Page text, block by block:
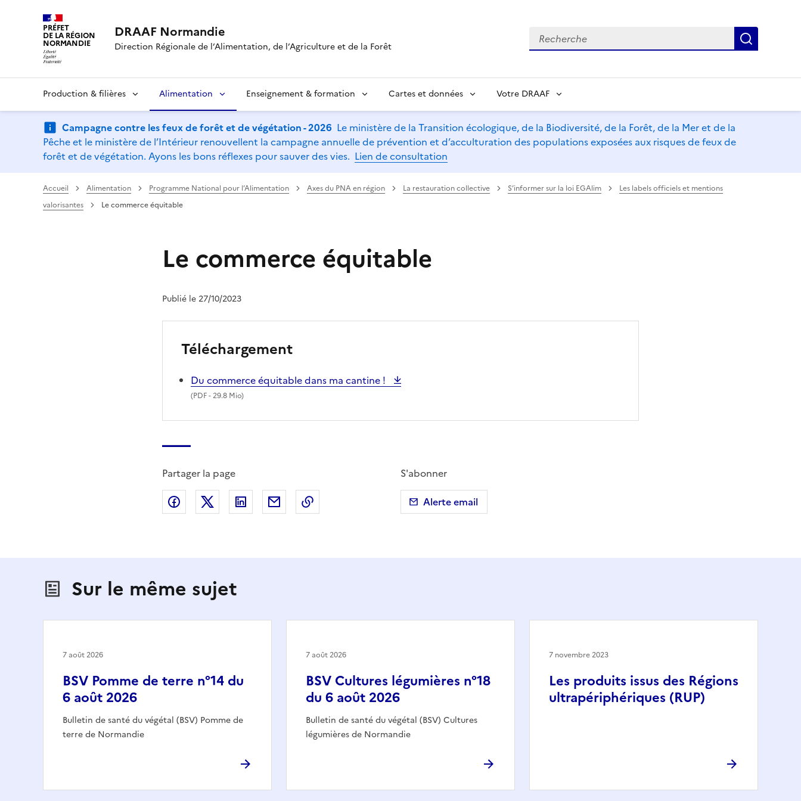
PRÉFET
DE LA RÉGION
NORMANDIE
DRAAF Normandie
Direction Régionale de l’Alimentation, de l’Agriculture et de la Forêt
Recherche
Production & filières Alimentation Enseignement & formation Cartes et données Votre DRAAF
Campagne contre les feux de forêt et de végétation - 2026 Le ministère de la Transition écologique, de la Biodiversité, de la Forêt, de la Mer et de la
Pêche et le ministère de l’Intérieur renouvellent la campagne annuelle de prévention et d’acculturation des populations exposées aux risques de feux de
forêt et de végétation. Ayons les bons réflexes pour sauver des vies. Lien de consultation
Accueil Alimentation Programme National pour l’Alimentation Axes du PNA en région La restauration collective S’informer sur la loi EGAlim
Les labels officiels et mentions
valorisantes
Le commerce équitable
Le commerce équitable
Publié le 27/10/2023
Téléchargement
Du commerce équitable dans ma cantine !
(PDF- 29.8 Mio)
Partager la page
Partager sur Facebook
Partager sur X (anciennement Twitter)
Partager sur LinkedIn
Partager par emailCopier dans le presse-papier
S'abonner
Alerte email
Sur le même sujet
BSV Pomme de terre n°14 du
6 août 2026
Bulletin de santé du végétal (BSV) Pomme de
terre de Normandie
7 août 2026
BSV Cultures légumières n°18
du 6 août 2026
Bulletin de santé du végétal (BSV) Cultures
légumières de Normandie
7 août 2026
Les produits issus des Régions
ultrapériphériques (RUP)
7 novembre 2023